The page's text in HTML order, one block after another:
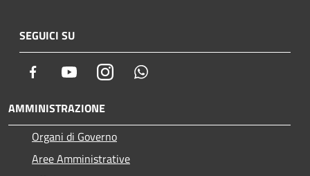
SEGUICI SU
Facebook YoutubeInstagram
AMMINISTRAZIONE
Organi di Governo
Aree Amministrative